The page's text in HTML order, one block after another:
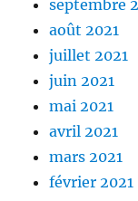
septembre
août 2021
juillet 2021
juin 2021
mai 2021
avril 2021
mars 2021
février 2021